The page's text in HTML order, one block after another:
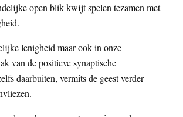
open blik kwijt spelen tezamen met
lenigheid maar ook in onze
van de positieve synaptische
daarbuiten, vermits de geest verder